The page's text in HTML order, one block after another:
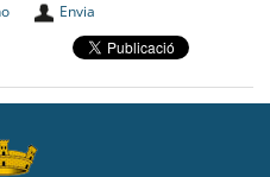
Envia